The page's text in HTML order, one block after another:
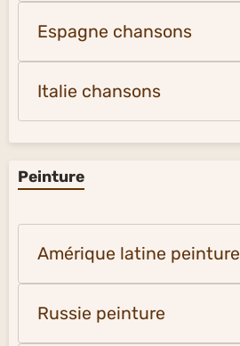
Espagne chansons
Italie chansons
Peinture
Amérique latine peinture
Russie peinture